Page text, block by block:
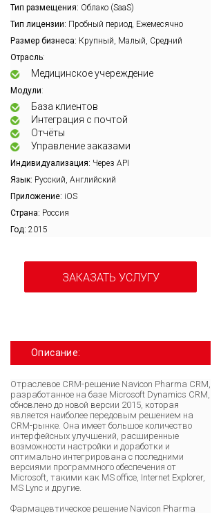
Тип размещения: Облако (SaaS)
Тип лицензии: Пробный период, Ежемесячно
Размер бизнеса: Крупный, Малый, Средний
Отрасль:
Медицинское учереждение
Модули:
База клиентов
Интеграция с почтой
Отчёты
Управление заказами
Индивидуализация: Через API
Язык: Русский, Английский
Приложение: iOS
Страна: Россия
Год: 2015
ЗАКАЗАТЬ УСЛУГУ
Описание:
Отраслевое CRM-решение Navicon Pharma CRM,
разработанное на базе Microsoft Dynamics CRM,
обновлено до новой версии 2015, которая
является наиболее передовым решением на
CRM-рынке. Она имеет большое количество
интерфейсных улучшений, расширенные
возможности настройки и доработки и
оптимально интегрирована с последними
версиями программного обеспечения от
Microsoft, такими как MS office, Internet Explorer,
MS Lync и другие.
Фармацевтическое решение Navicon Pharma